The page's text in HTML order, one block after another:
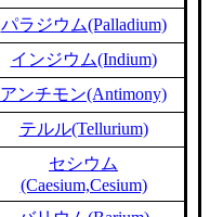
パラジウム(Palladium)
インジウム(Indium)
アンチモン(Antimony)
テルル(Tellurium)
セシウム
(Caesium,Cesium)